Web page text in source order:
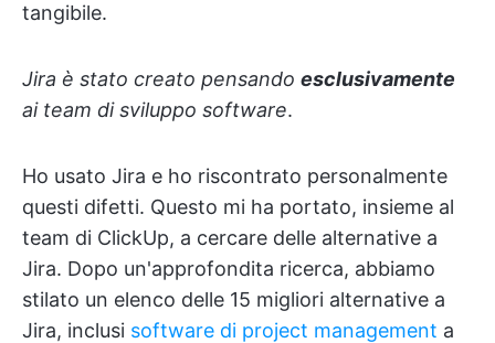
tangibile.
Jira è stato creato pensando esclusivamente
ai team di sviluppo software.
Ho usato Jira e ho riscontrato personalmente
questi difetti. Questo mi ha portato, insieme al
team di ClickUp, a cercare delle alternative a
Jira. Dopo un'approfondita ricerca, abbiamo
stilato un elenco delle 15 migliori alternative a
Jira, inclusi software di project management a